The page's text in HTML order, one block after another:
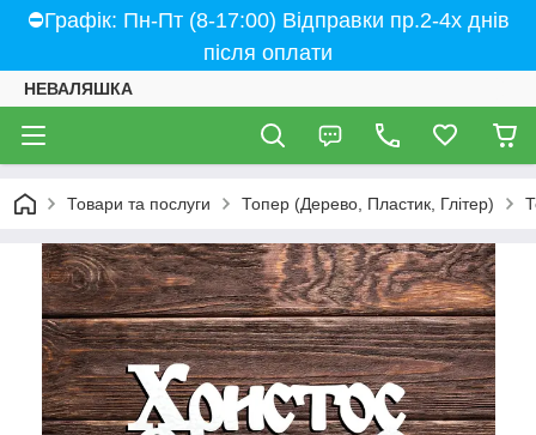
⛔Графік: Пн-Пт (8-17:00) Відправки пр.2-4х днів
після оплати
НЕВАЛЯШКА
Товари та послуги Топер (Дерево, Пластик, Глітер)